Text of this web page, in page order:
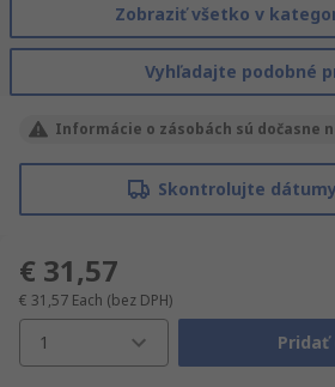
Zobraziť všetko v
Vyhľadajte podobné
Informácie o zásobách sú dočasne
Skontrolujte
€ 31,57
€ 31,57 Each (bez DPH)
1 Pridať